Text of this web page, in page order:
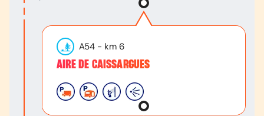
A54 - km 6
AIRE DE CAISSARGUES